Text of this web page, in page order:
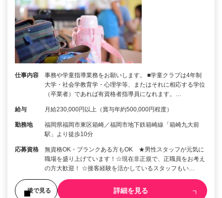
仕事内容
事務や学童指導業務をお願いします。 ■学童クラブは4年制
大学・社会学教育学・心理学等、またはそれに相応する学位
（卒業者）であれば有資格者指導員になれます。…
給与 月給230,000円以上（賞与年約500,000円程度）
勤務地
福岡県福岡市東区箱崎／福岡市地下鉄箱崎線「箱崎九大前
駅」より徒歩10分
応募資格
無資格OK・ブランクある方もOK ★男性スタッフが元気に
職場を盛り上げています！☆現在非正規で、正職員をお考え
の方大歓迎！ ☆接客経験を活かしているスタッフもい…
後で見る 詳細を見る